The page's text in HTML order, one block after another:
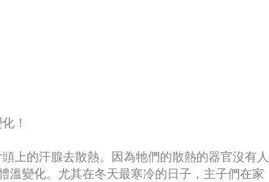
！
上的汗腺去散熱。因為牠們的散熱的器官沒有人
溫變化。尤其在冬天最寒冷的日子，主子們在家